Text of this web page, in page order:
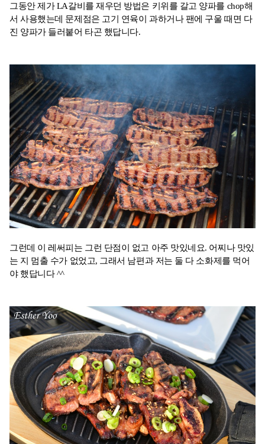
그동안 제가 LA갈비를 재우던 방법은 키위를 갈고 양파를 chop해
서 사용했는데 문제점은 고기 연육이 과하거나 팬에 구울 때면 다
진 양파가 들러붙어 타곤 했답니다.
그런데 이 레써피는 그런 단점이 없고 아주 맛있네요. 어찌나 맛있
는 지 멈출 수가 없었고, 그래서 남편과 저는 둘 다 소화제를 먹어
야 했답니다 ^^